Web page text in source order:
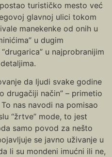
turističko mesto već
glavnoj ulici tokom
manekenke od onih u
u dugim
u najprobranijim
da ljudi svake godine
drugačiji način” – primetio
nas navodi na pomisao
“žrtve” mode, to jest
samo povod za nešto
se javno uživanje u
li su mondeni imućni ili ne,